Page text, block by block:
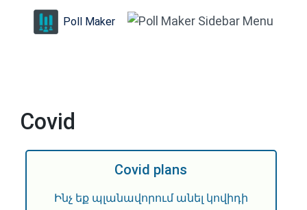
Poll Maker
Covid
Covid plans
Ինչ եք պլանավորում անել կովիդի